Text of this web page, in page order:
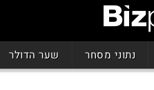
נתוני מסחר שער הדולר